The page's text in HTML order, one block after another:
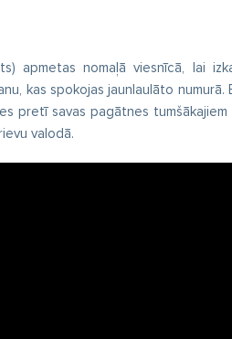
apmetas nomaļā viesnīcā, lai
kas spokojas jaunlaulāto numurā.
pretī savas pagātnes tumšākajiem
valodā.